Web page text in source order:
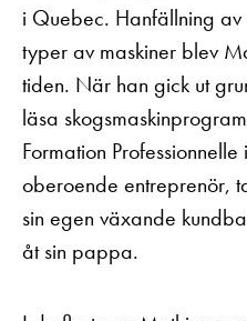
i Quebec. Hanfällning
typer av maskiner blev
tiden. När han gick ut
läsa
Formation
oberoende entreprenör,
sin egen växande
åt sin pappa.